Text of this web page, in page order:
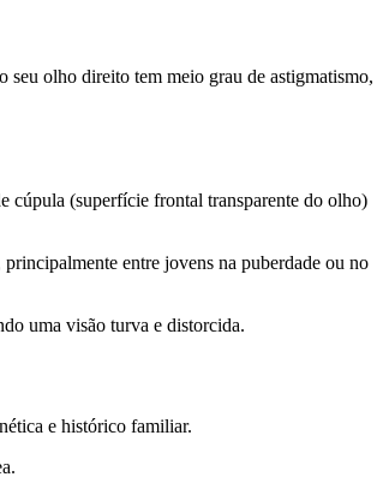
seu olho direito tem meio grau de astigmatismo,
cúpula (superfície frontal transparente do olho)
entre jovens na puberdade ou no
uma visão turva e distorcida.
e histórico familiar.